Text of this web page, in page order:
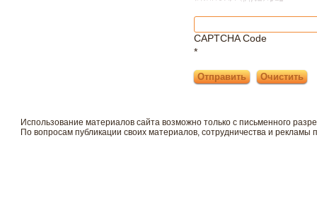
CAPTCHA Code
*
Использование материалов сайта возможно только с письменного
По вопросам публикации своих материалов, сотрудничества и